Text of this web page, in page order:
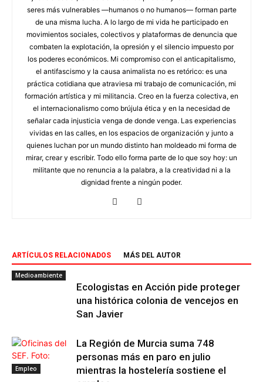
seres más vulnerables —humanos o no humanos— forman parte
de una misma lucha. A lo largo de mi vida he participado en
movimientos sociales, colectivos y plataformas de denuncia que
combaten la explotación, la opresión y el silencio impuesto por
los poderes económicos. Mi compromiso con el anticapitalismo,
el antifascismo y la causa animalista no es retórico: es una
práctica cotidiana que atraviesa mi trabajo de comunicación, mi
formación artística y mi militancia. Creo en la fuerza colectiva, en
el internacionalismo como brújula ética y en la necesidad de
señalar cada injusticia venga de donde venga. Las experiencias
vividas en las calles, en los espacios de organización y junto a
quienes luchan por un mundo distinto han moldeado mi forma de
mirar, crear y escribir. Todo ello forma parte de lo que soy hoy: un
militante que no renuncia a la palabra, a la creatividad ni a la
dignidad frente a ningún poder.
ARTÍCULOS RELACIONADOS MÁS DEL AUTOR
Medioambiente
Ecologistas en Acción pide proteger
una histórica colonia de vencejos en
San Javier
Empleo
La Región de Murcia suma 748
personas más en paro en julio
mientras la hostelería sostiene el